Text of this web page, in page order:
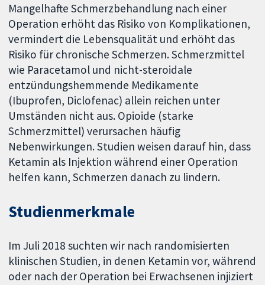
Mangelhafte Schmerzbehandlung nach einer
Operation erhöht das Risiko von Komplikationen,
vermindert die Lebensqualität und erhöht das
Risiko für chronische Schmerzen. Schmerzmittel
wie Paracetamol und nicht-steroidale
entzündungshemmende Medikamente
(Ibuprofen, Diclofenac) allein reichen unter
Umständen nicht aus. Opioide (starke
Schmerzmittel) verursachen häufig
Nebenwirkungen. Studien weisen darauf hin, dass
Ketamin als Injektion während einer Operation
helfen kann, Schmerzen danach zu lindern.
Studienmerkmale
Im Juli 2018 suchten wir nach randomisierten
klinischen Studien, in denen Ketamin vor, während
oder nach der Operation bei Erwachsenen injiziert